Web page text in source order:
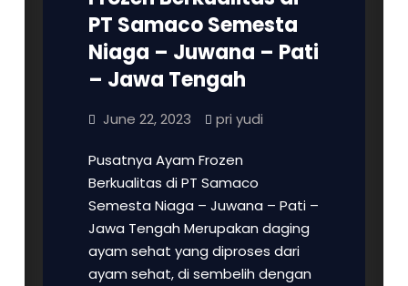
PT Samaco Semesta
Niaga – Juwana – Pati
– Jawa Tengah
June 22, 2023 pri yudi
Pusatnya Ayam Frozen
Berkualitas di PT Samaco
Semesta Niaga – Juwana – Pati –
Jawa Tengah Merupakan daging
ayam sehat yang diproses dari
ayam sehat, di sembelih dengan